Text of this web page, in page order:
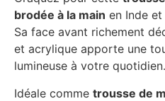
brodée à la main en Inde
Sa face avant richement
et acrylique apporte une
lumineuse à votre quotidien.
Idéale comme trousse de